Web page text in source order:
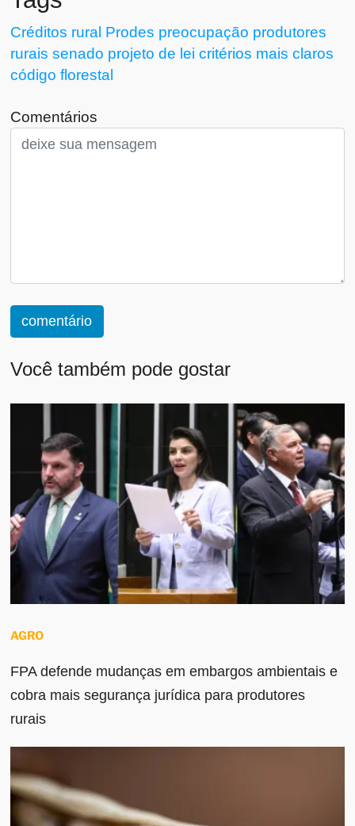
Créditos rural Prodes preocupação produtores
rurais senado projeto de lei critérios mais claros
código florestal
Comentários
comentário
Você também pode gostar
AGRO
FPA defende mudanças em embargos ambientais e
cobra mais segurança jurídica para produtores
rurais